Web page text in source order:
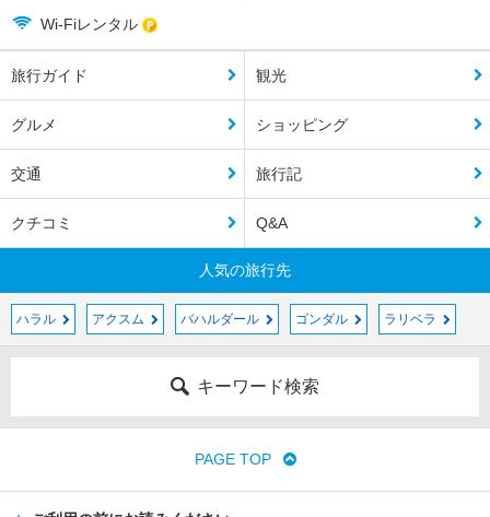
Wi-Fiレンタル
旅行ガイド 観光
グルメ ショッピング
交通 旅行記
クチコミ Q&A
人気の旅行先
ハラル アクスム バハルダール ゴンダル ラリベラ
キーワード検索
PAGE TOP